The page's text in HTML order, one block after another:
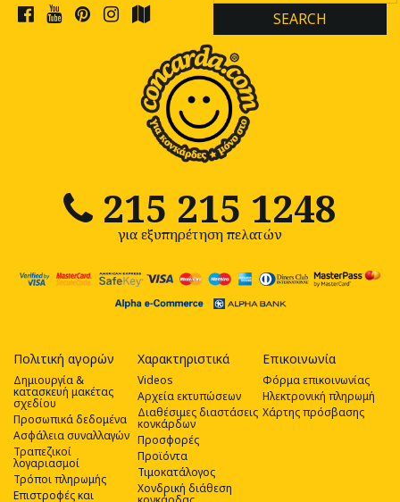
SEARCH
215 215 1248
για εξυπηρέτηση πελατών
Πολιτική αγορών
Δημιουργία &
κατασκευή μακέτας
σχεδίου
Προσωπικά δεδομένα
Ασφάλεια συναλλαγών
Τραπεζικοί
λογαριασμοί
Τρόποι πληρωμής
Επιστροφές και
Χαρακτηριστικά
Videos
Αρχεία εκτυπώσεων
Διαθέσιμες διαστάσεις
κονκάρδων
Προσφορές
Προϊόντα
Τιμοκατάλογος
Χονδρική διάθεση
Επικοινωνία
Φόρμα επικοινωνίας
Ηλεκτρονική πληρωμή
Χάρτης πρόσβασης